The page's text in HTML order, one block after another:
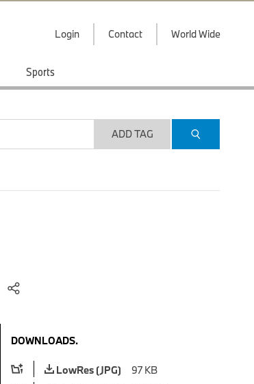
Login Contact World Wide
Sports
ADD TAG
DOWNLOADS.
LowRes (JPG)
97 KB